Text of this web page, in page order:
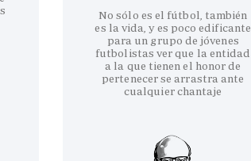
No sólo es el fútbol, también
es la vida, y es poco edificante
para un grupo de jóvenes
futbolistas ver que la entidad
a la que tienen el honor de
pertenecer se arrastra ante
cualquier chantaje